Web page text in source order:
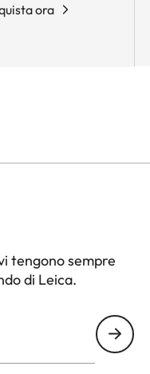
ora
tengono sempre
di Leica.